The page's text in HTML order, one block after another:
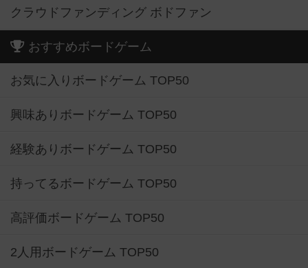
クラウドファンディング ボドファン
おすすめボードゲーム
お気に入りボードゲーム TOP50
興味ありボードゲーム TOP50
経験ありボードゲーム TOP50
持ってるボードゲーム TOP50
高評価ボードゲーム TOP50
2人用ボードゲーム TOP50